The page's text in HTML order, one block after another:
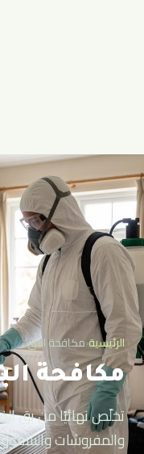
الرئيسية‹مكافحة البق
مكافحة
تخلّص نهائيًا من بق
والمفروشات